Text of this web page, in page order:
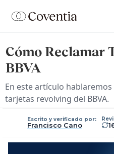
Cómo Reclamar
BBVA
En este artículo
tarjetas revolving del BBVA.
Escrito y verificado por:
Francisco Cano